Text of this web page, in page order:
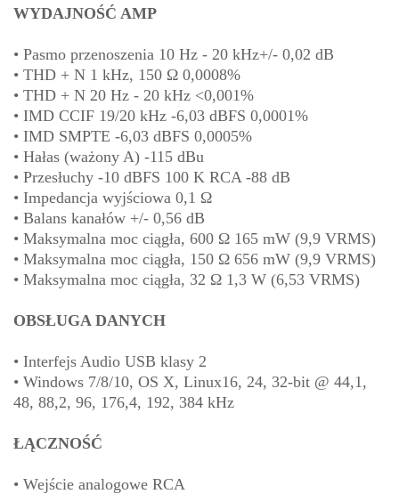
WYDAJNOŚĆ AMP
• Pasmo przenoszenia 10 Hz - 20 kHz+/- 0,02 dB
• THD + N 1 kHz, 150 Ω 0,0008%
• THD + N 20 Hz - 20 kHz <0,001%
• IMD CCIF 19/20 kHz -6,03 dBFS 0,0001%
• IMD SMPTE -6,03 dBFS 0,0005%
• Hałas (ważony A) -115 dBu
• Przesłuchy -10 dBFS 100 K RCA -88 dB
• Impedancja wyjściowa 0,1 Ω
• Balans kanałów +/- 0,56 dB
• Maksymalna moc ciągła, 600 Ω 165 mW (9,9 VRMS)
• Maksymalna moc ciągła, 150 Ω 656 mW (9,9 VRMS)
• Maksymalna moc ciągła, 32 Ω 1,3 W (6,53 VRMS)
OBSŁUGA DANYCH
• Interfejs Audio USB klasy 2
• Windows 7/8/10, OS X, Linux16, 24, 32-bit @ 44,1,
48, 88,2, 96, 176,4, 192, 384 kHz
ŁĄCZNOŚĆ
• Wejście analogowe RCA